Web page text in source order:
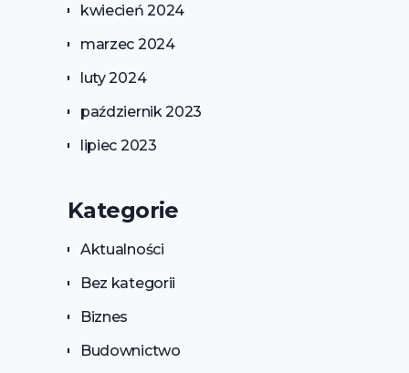
kwiecień 2024
marzec 2024
luty 2024
październik 2023
lipiec 2023
Kategorie
Aktualności
Bez kategorii
Biznes
Budownictwo